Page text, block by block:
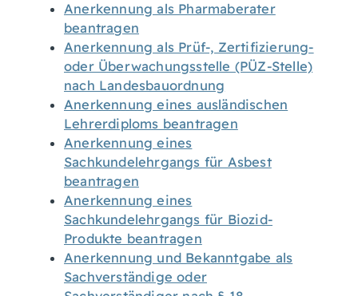
Anerkennung als Pharmaberater
beantragen
Anerkennung als Prüf-, Zertifizierung-
oder Überwachungsstelle (PÜZ-Stelle)
nach Landesbauordnung
Anerkennung eines ausländischen
Lehrerdiploms beantragen
Anerkennung eines
Sachkundelehrgangs für Asbest
beantragen
Anerkennung eines
Sachkundelehrgangs für Biozid-
Produkte beantragen
Anerkennung und Bekanntgabe als
Sachverständige oder